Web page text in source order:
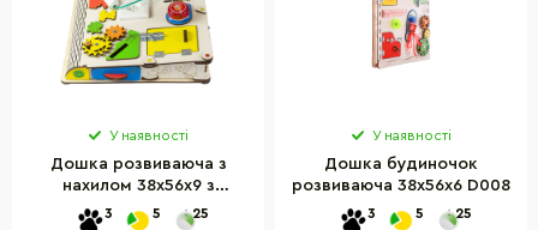
У наявності
Дошка розвиваюча з
нахилом 38х56х9 з
підсвічуванням D005
3 5 25
У наявності
Дошка будиночок
розвиваюча 38х56х6 D008
3 5 25